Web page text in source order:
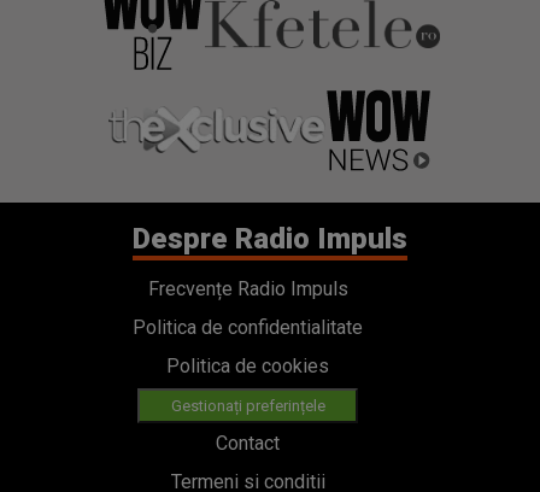
Despre Radio Impuls
Frecvențe Radio Impuls
Politica de confidentialitate
Politica de cookies
Contact
Termeni si conditii
Cod deontologic
Regulamente
Categorii
Stiri